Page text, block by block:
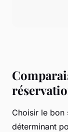
Choisir le bon
déterminant